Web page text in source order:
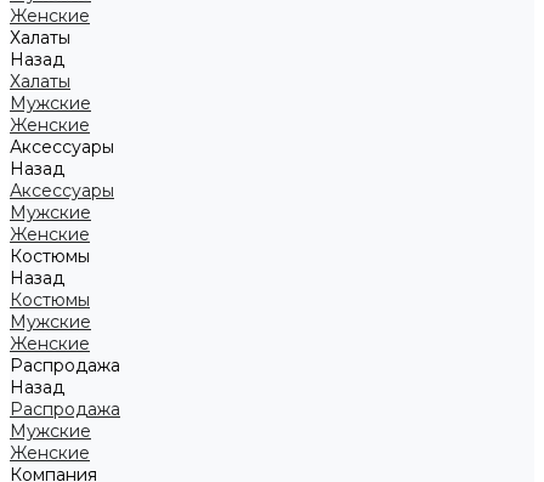
Женские
Халаты
Назад
Халаты
Мужские
Женские
Аксессуары
Назад
Аксессуары
Мужские
Женские
Костюмы
Назад
Костюмы
Мужские
Женские
Распродажа
Назад
Распродажа
Мужские
Женские
Компания